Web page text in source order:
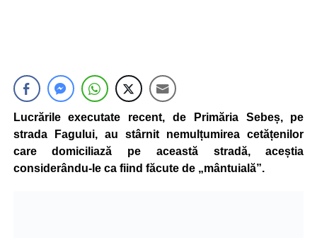
Lucrările executate recent, de Primăria Sebeș, pe
strada Fagului, au stârnit nemulțumirea cetățenilor
care domiciliază pe această stradă, aceștia
considerându-le ca fiind făcute de „mântuială”.